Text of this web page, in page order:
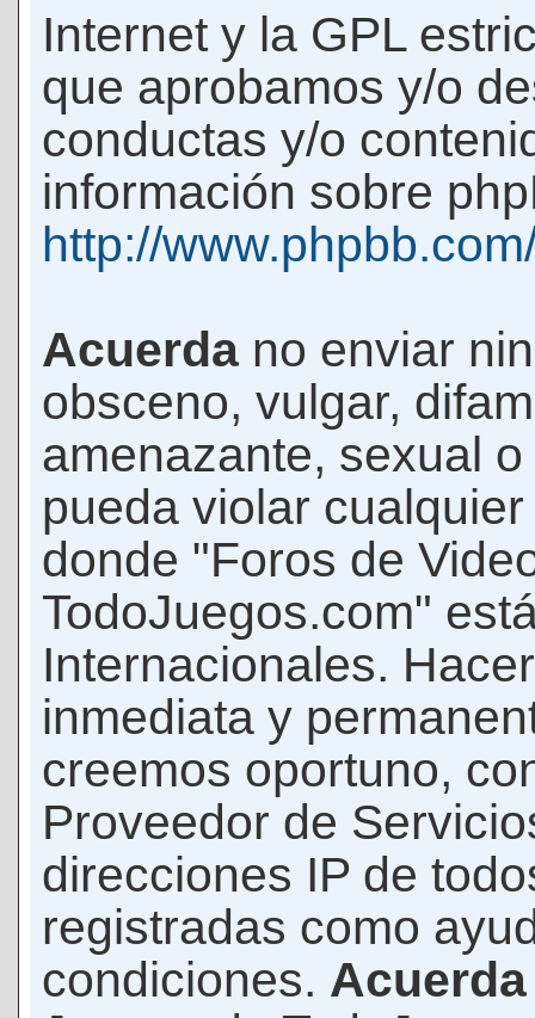
Internet y la GPL
que aprobamos y/o
conductas y/o
información sobre
http://
Acuerda no enviar
obsceno, vulgar,
amenazante, sexual
pueda violar
donde "Foros de
TodoJuegos.com"
Internacionales.
inmediata y
creemos oportuno,
Proveedor de
direcciones IP de
registradas como
condiciones. Acuerda